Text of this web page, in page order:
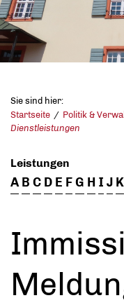
Sie sind hier:
Startseite
Politik &
Dienstleistungen
Leistungen
A B C D E FG H I J K